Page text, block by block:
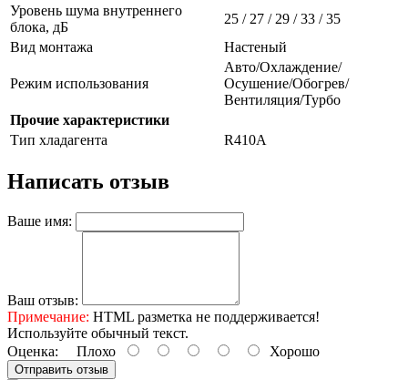
Уровень шума внутреннего
блока, дБ
25 / 27 / 29 / 33 / 35
Вид монтажа
Настеный
Режим использования
Авто/Охлаждение/
Осушение/Обогрев/
Вентиляция/Турбо
Прочие характеристики
Тип хладагента
R410A
Написать отзыв
Ваше имя:
Ваш отзыв:
Примечание: HTML разметка не поддерживается!
Используйте обычный текст.
Оценка: Плохо Хорошо
Отправить отзыв